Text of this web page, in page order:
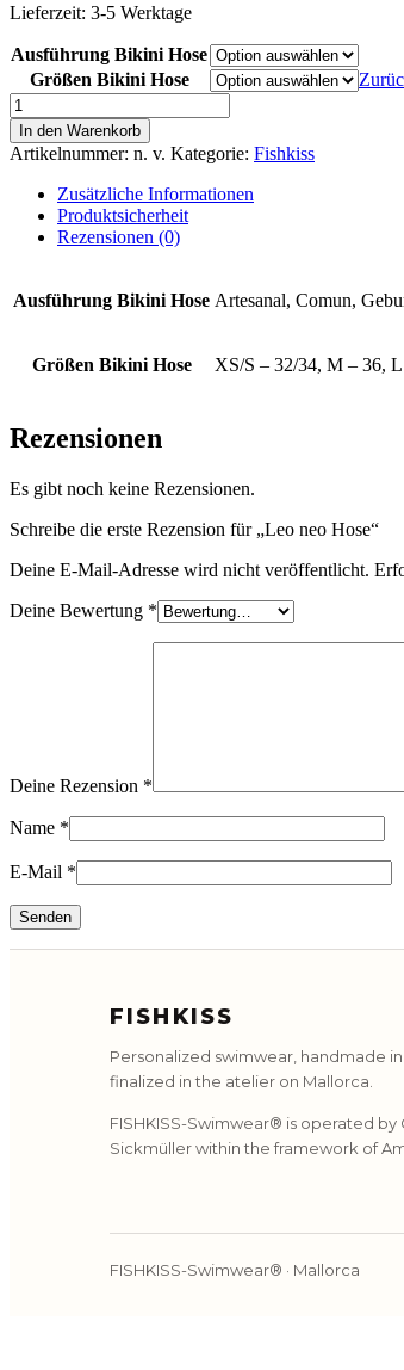
Lieferzeit: 3-5 Werktage
Ausführung Bikini Hose
Größen Bikini Hose
Leo
neo
Hose
Menge
In den Warenkorb
Artikelnummer: n. v. Kategorie: Fishkiss
Zusätzliche Informationen
Produktsicherheit
Rezensionen (0)
Ausführung Bikini Hose Artesanal, Comun,
Größen Bikini Hose XS/S – 32/34, M – 36,
Rezensionen
Es gibt noch keine Rezensionen.
Schreibe die erste Rezension für „Leo neo Hose“
Deine E-Mail-Adresse wird nicht veröffentlicht.
Deine Bewertung *
Deine Rezension *
Name *
E-Mail *
FISHKISS
Personalized swimwear, handmade in
finalized in the atelier on Mallorca.
FISHKISS-Swimwear® is operated by
Sickmüller within the framework of
FISHKISS-Swimwear® · Mallorca